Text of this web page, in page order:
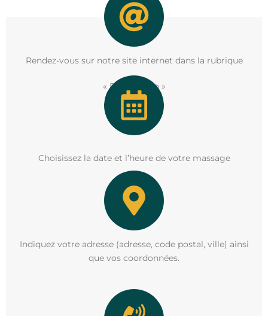
Rendez-vous sur notre site internet dans la rubrique
« Réservation »
Choisissez la date et l’heure de votre massage
Indiquez votre adresse (adresse, code postal, ville) ainsi
que vos coordonnées.